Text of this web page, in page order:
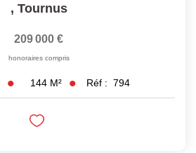
, Tournus
209 000 €
honoraires compris
144 M² Réf : 794